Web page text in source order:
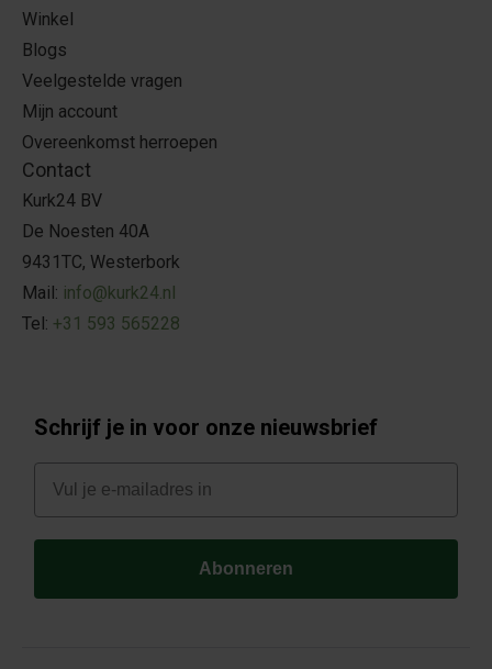
Winkel
Blogs
Veelgestelde vragen
Mijn account
Overeenkomst herroepen
Contact
Kurk24 BV
De Noesten 40A
9431TC, Westerbork
Mail: info@kurk24.nl
Tel: +31 593 565228
Schrijf je in voor onze nieuwsbrief
E-mail
Abonneren